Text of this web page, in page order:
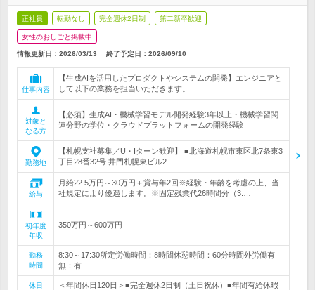
正社員 転勤なし 完全週休2日制 第二新卒歓迎
女性のおしごと掲載中
情報更新日：2026/03/13 終了予定日： 2026/09/10
仕事内容
【生成AIを活用したプロダクトやシステムの開発】エンジニアと
して以下の業務を担当いただきます。
対象と
なる方
【必須】生成AI・機械学習モデル開発経験3年以上・機械学習関
連分野の学位・クラウドプラットフォームの開発経験
勤務地
【札幌支社募集／U・Iターン歓迎】 ■北海道札幌市東区北7条東3
丁目28番32号 井門札幌東ビル2…
給与
月給22.5万円～30万円＋賞与年2回※経験・年齢を考慮の上、当
社規定により優遇します。※固定残業代26時間分（3.…
初年度
年収
350万円～600万円
勤務
時間
8:30～17:30所定労働時間：8時間休憩時間：60分時間外労働有
無：有
休日
＜年間休日120日＞■完全週休2日制（土日祝休）■年間有給休暇